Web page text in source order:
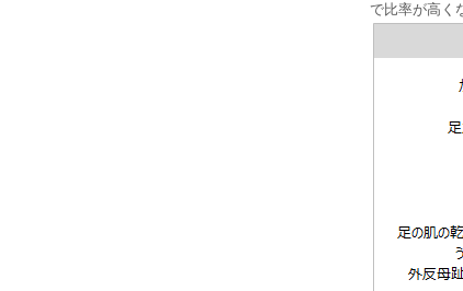
で比率が高く